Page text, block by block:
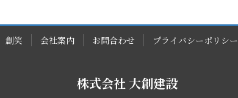
創笑 会社案内 お問合わせ プライバシーポリシー
株式会社 大創建設